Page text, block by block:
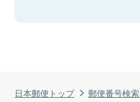
日本郵便トップ 郵便番号検索